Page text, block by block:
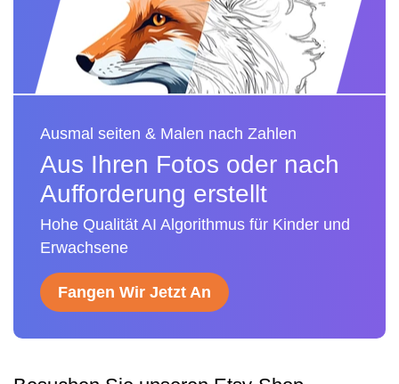
Ausmal seiten & Malen nach Zahlen
Aus Ihren Fotos oder nach
Aufforderung erstellt
Hohe Qualität AI Algorithmus für Kinder und
Erwachsene
Fangen Wir Jetzt An